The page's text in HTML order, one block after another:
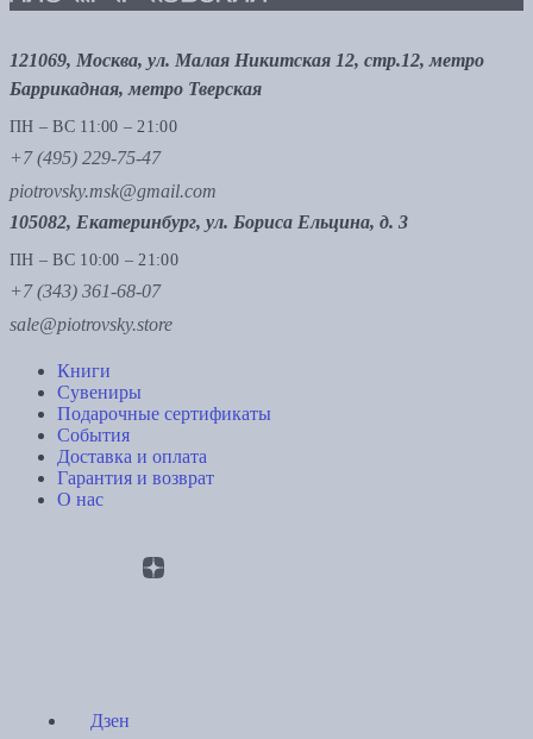
121069, Москва, ул. Малая Никитская 12, стр.12, метро
Баррикадная, метро Тверская
ПН – ВС 11:00 – 21:00
+7 (495) 229-75-47
piotrovsky.msk@gmail.com
105082, Екатеринбург, ул. Бориса Ельцина, д. 3
ПН – ВС 10:00 – 21:00
+7 (343) 361-68-07
sale@piotrovsky.store
Книги
Сувениры
Подарочные сертификаты
События
Доставка и оплата
Гарантия и возврат
О нас
Дзен